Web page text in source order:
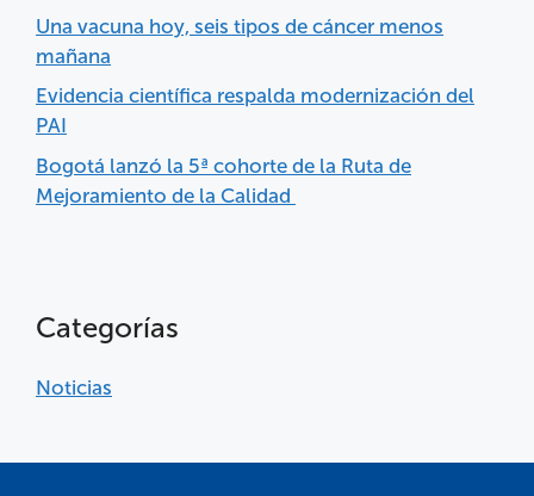
Una vacuna hoy, seis tipos de cáncer menos
mañana
Evidencia científica respalda modernización del
PAI
Bogotá lanzó la 5ª cohorte de la Ruta de
Mejoramiento de la Calidad
Categorías
Noticias